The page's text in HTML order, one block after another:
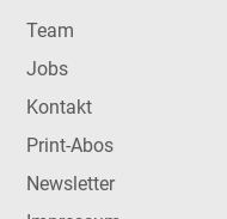
Team
Jobs
Kontakt
Print-Abos
Newsletter